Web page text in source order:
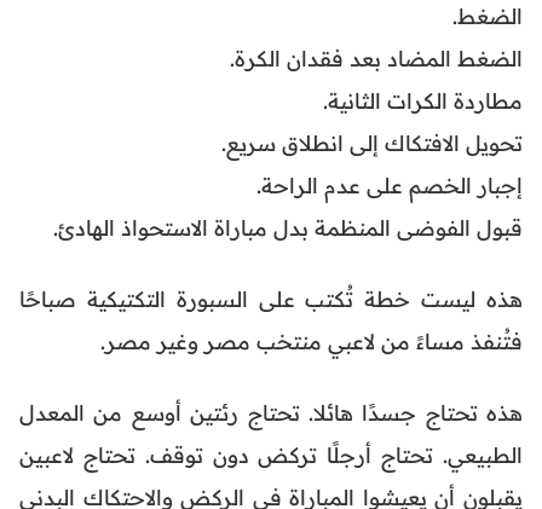
الضغط.
الضغط المضاد بعد فقدان الكرة.
مطاردة الكرات الثانية.
تحويل الافتكاك إلى انطلاق سريع.
إجبار الخصم على عدم الراحة.
قبول الفوضى المنظمة بدل مباراة الاستحواذ الهادئ.
هذه ليست خطة تُكتب على السبورة التكتيكية صباحًا
فتُنفذ مساءً من لاعبي منتخب مصر وغير مصر.
هذه تحتاج جسدًا هائلا. تحتاج رئتين أوسع من المعدل
الطبيعي. تحتاج أرجلًا تركض دون توقف. تحتاج لاعبين
يقبلون أن يعيشوا المباراة في الركض والاحتكاك البدني